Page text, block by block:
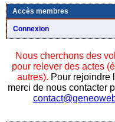
Accès membres
Connexion
Nous cherchons des
pour relever des actes
autres). Pour rejoindre
merci de nous contacter